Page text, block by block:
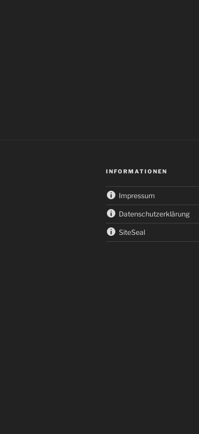
INFORMATIONEN
Impressum
Datenschutzerklärung
SiteSeal